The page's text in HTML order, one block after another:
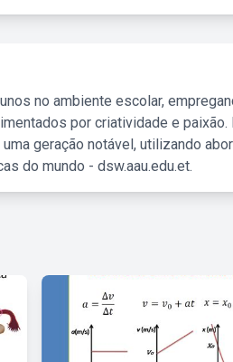
no ambiente escolar,
por criatividade e paixão.
geração notável, utilizando
do mundo - dsw.aau.edu.et.